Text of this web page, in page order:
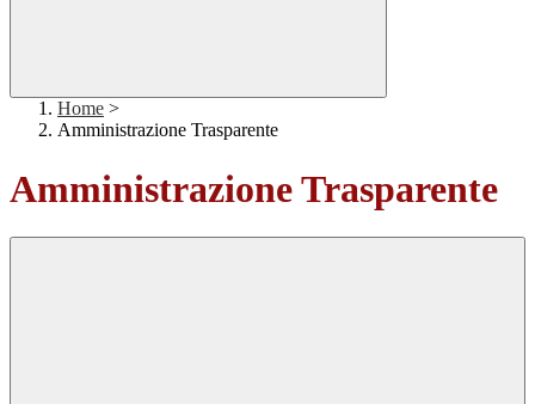
Home >
Amministrazione Trasparente
Amministrazione Trasparente